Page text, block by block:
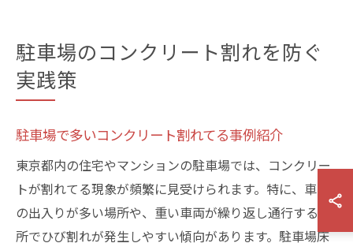
駐車場のコンクリート割れを防ぐ
実践策
駐車場で多いコンクリート割れてる事例紹介
東京都内の住宅やマンションの駐車場では、コンクリー
トが割れてる現象が頻繁に見受けられます。特に、車両
の出入りが多い場所や、重い車両が繰り返し通行する箇
所でひび割れが発生しやすい傾向があります。駐車場床